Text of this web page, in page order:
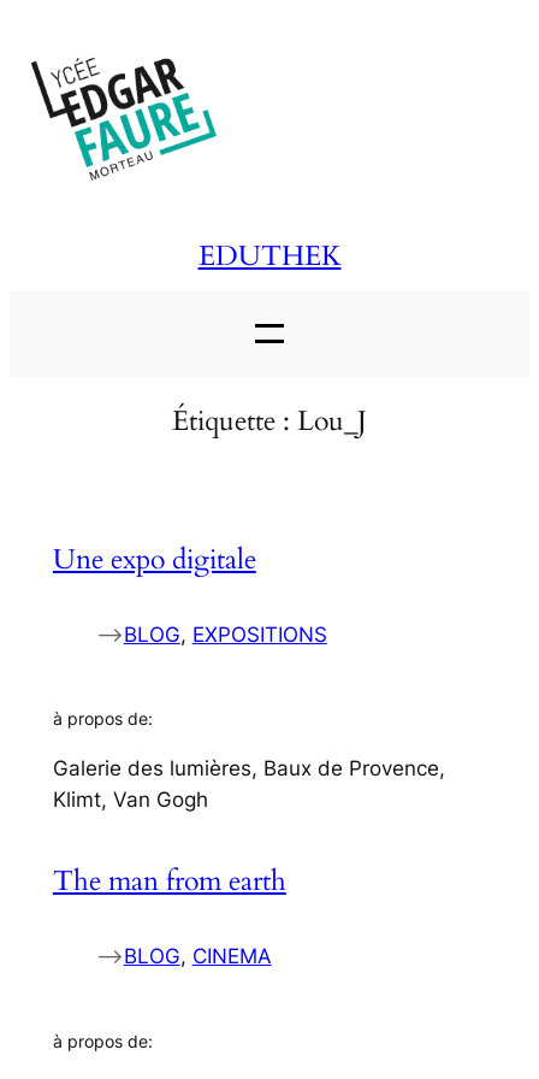
au
contenu
EDUTHEK
Étiquette : Lou_J
Une expo digitale
–>BLOG, EXPOSITIONS
à propos de:
Galerie des lumières, Baux de Provence,
Klimt, Van Gogh
The man from earth
–>BLOG, CINEMA
à propos de: